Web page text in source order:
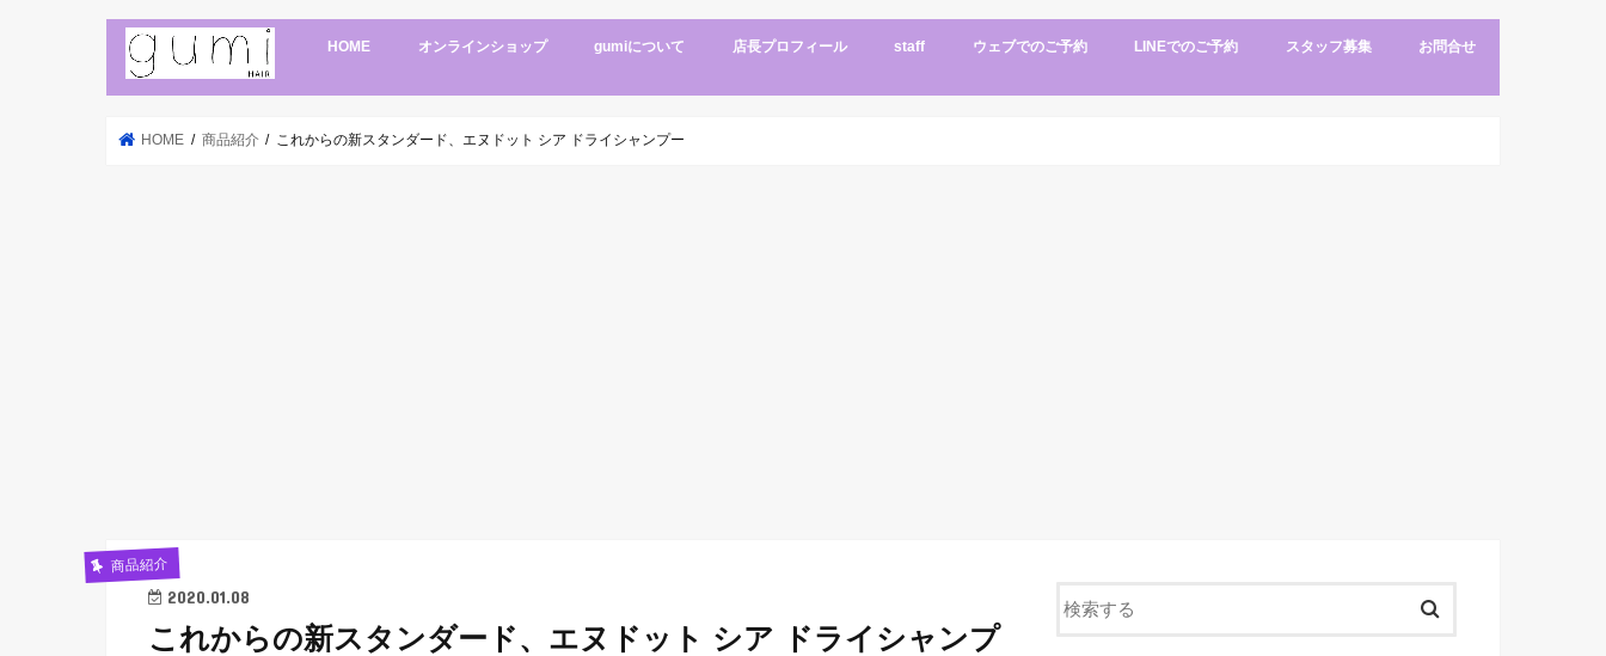
HOME オンラインショップ gumiについて
インテリア
ショップデータ
メニュー
アクセス
店長プロフィール staff ウェブでのご予約 LINEでのご予約 スタッフ募集 お問合せ
HOME 商品紹介 これからの新スタンダード、エヌドット シア ドライシャンプー
商品紹介
2020.01.08
これからの新スタンダード、エヌドット シア ドライシャンプ